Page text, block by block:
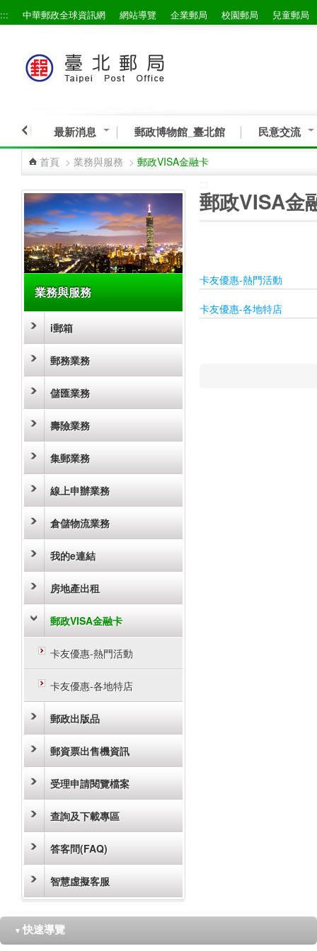
跳到主要內容區塊
::: 中華郵政全球資訊網 網站導覽 企業郵局 校園郵局 兒童郵局
最新消息 郵政博物館_臺北館 民意交流
首頁 > 業務與服務 > 郵政VISA金融卡
業務與服務
i郵箱
郵務業務
儲匯業務
壽險業務
集郵業務
線上申辦業務
倉儲物流業務
我的e連結
房地產出租
郵政VISA金融卡
卡友優惠-熱門活動
卡友優惠-各地特店
郵政出版品
郵資票出售機資訊
受理申請閱覽檔案
查詢及下載專區
答客問(FAQ)
智慧虛擬客服
郵政VISA金
卡友優惠-熱門活動
卡友優惠-各地特店
▼ 快速導覽